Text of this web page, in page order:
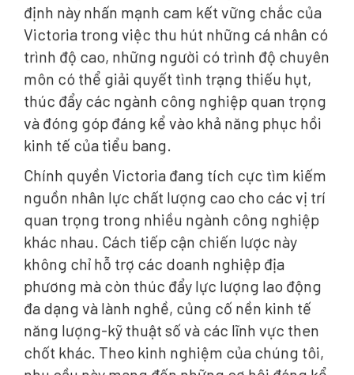
định này nhấn mạnh cam kết vững chắc của
Victoria trong việc thu hút những cá nhân có
trình độ cao, những người có trình độ chuyên
môn có thể giải quyết tình trạng thiếu hụt,
thúc đẩy các ngành công nghiệp quan trọng
và đóng góp đáng kể vào khả năng phục hồi
kinh tế của tiểu bang.
Chính quyền Victoria đang tích cực tìm kiếm
nguồn nhân lực chất lượng cao cho các vị trí
quan trọng trong nhiều ngành công nghiệp
khác nhau. Cách tiếp cận chiến lược này
không chỉ hỗ trợ các doanh nghiệp địa
phương mà còn thúc đẩy lực lượng lao động
đa dạng và lành nghề, củng cố nền kinh tế
năng lượng-kỹ thuật số và các lĩnh vực then
chốt khác. Theo kinh nghiệm của chúng tôi,